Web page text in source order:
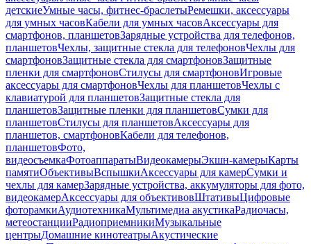
детскиеУмные часы, фитнес-браслетыРемешки, аксессуары
для умных часовКабели для умных часовАксессуары для
смартфонов, планшетовЗарядные устройства для телефонов,
планшетовЧехлы, защитные стекла для телефоновЧехлы для
смартфоновЗащитные стекла для смартфоновЗащитные
пленки для смартфоновСтилусы для смартфоновИгровые
аксессуары для смартфоновЧехлы для планшетовЧехлы с
клавиатурой для планшетовЗащитные стекла для
планшетовЗащитные пленки для планшетовСумки для
планшетовСтилусы для планшетовАксессуары для
планшетов, смартфоновКабели для телефонов,
планшетовФото,
видеосъемкаФотоаппаратыВидеокамерыЭкшн-камерыКарты
памятиОбъективыВспышкиАксессуары для камерСумки и
чехлы для камерЗарядные устройства, аккумуляторы для фото,
видеокамерАксессуары для объективовШтативыЦифровые
фоторамкиАудиотехникаМультимедиа акустикаРадиочасы,
метеостанцииРадиоприемникиМузыкальные
центрыДомашние кинотеатрыАкустические